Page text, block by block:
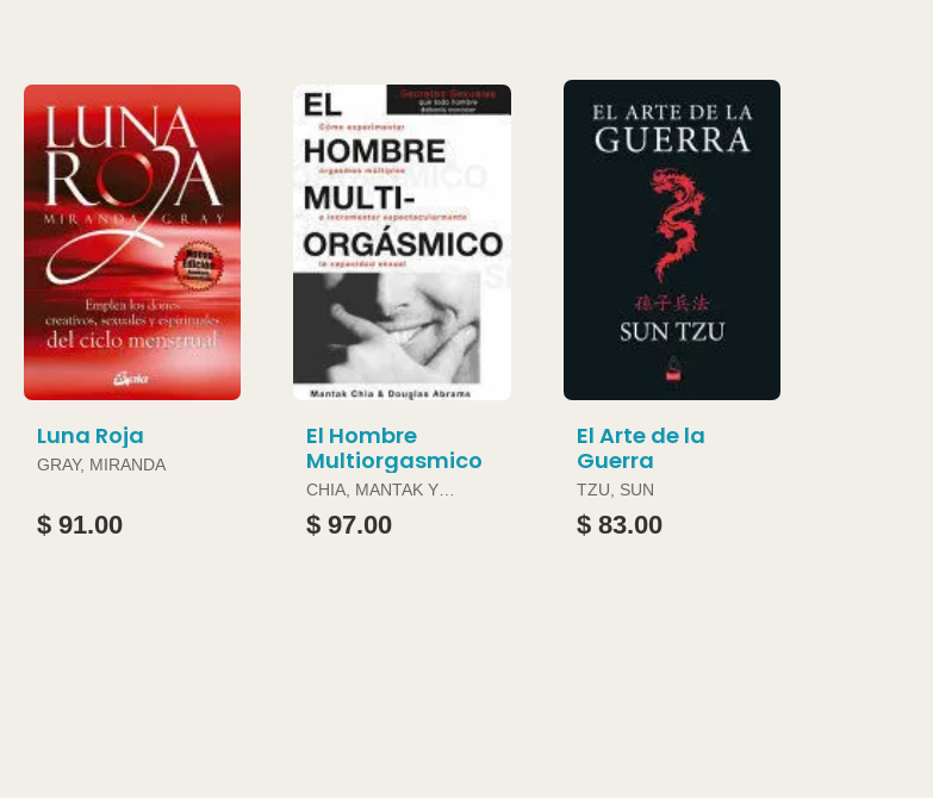
Luna Roja
GRAY, MIRANDA
$ 91.00
El Hombre
Multiorgasmico
CHIA, MANTAK Y
DOUGLAS ABRAMS
$ 97.00
El Arte de la
Guerra
TZU, SUN
$ 83.00